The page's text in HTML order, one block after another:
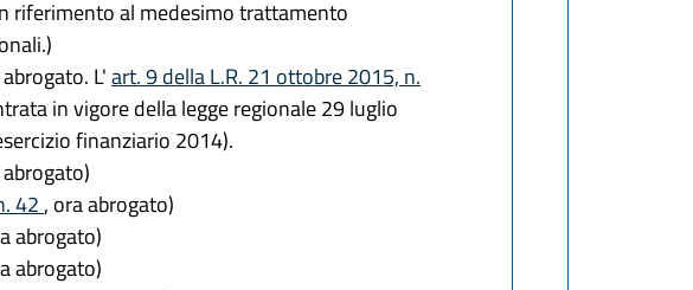
riferimento al medesimo trattamento
L'art. 9 della L.R. 21 ottobre 2015, n.
in vigore della legge regionale 29 luglio
finanziario 2014).
42 , ora abrogato)
abrogato)
abrogato)